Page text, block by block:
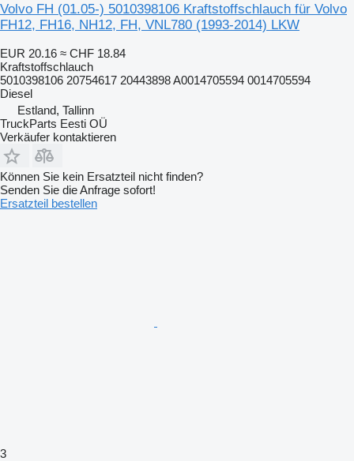
Volvo FH (01.05-) 5010398106 Kraftstoffschlauch für Volvo
FH12, FH16, NH12, FH, VNL780 (1993-2014) LKW
EUR 20.16 ≈ CHF 18.84
Kraftstoffschlauch
5010398106 20754617 20443898 A0014705594 0014705594
Diesel
Estland, Tallinn
TruckParts Eesti OÜ
Verkäufer kontaktieren
Können Sie kein Ersatzteil nicht finden?
Senden Sie die Anfrage sofort!
Ersatzteil bestellen
3